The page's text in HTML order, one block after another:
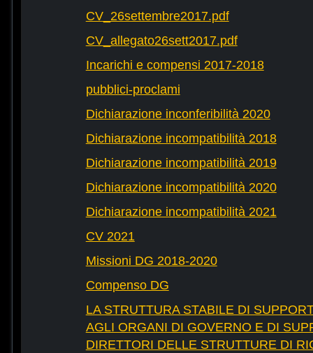
CV_26settembre2017.pdf
CV_allegato26sett2017.pdf
Incarichi e compensi 2017-2018
pubblici-proclami
Dichiarazione inconferibilità 2020
Dichiarazione incompatibilità 2018
Dichiarazione incompatibilità 2019
Dichiarazione incompatibilità 2020
Dichiarazione incompatibilità 2021
CV 2021
Missioni DG 2018-2020
Compenso DG
LA STRUTTURA STABILE DI
AGLI ORGANI DI GOVERNO E DI
DIRETTORI DELLE STRUTTURE DI